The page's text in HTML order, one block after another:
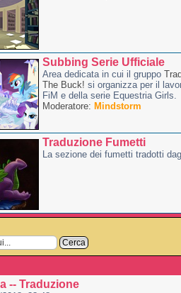
Subbing Serie Ufficiale
Area dedicata in cui il gruppo
The Buck! si organizza per il
FiM e della serie Equestria Girls.
Moderatore: Mindstorm
Traduzione Fumetti
La sezione dei fumetti tradotti
-- Traduzione